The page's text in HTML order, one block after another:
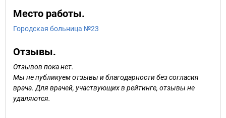
Место работы.
Городская больница №23
Отзывы.
Отзывов пока нет.
Мы не публикуем отзывы и благодарности без согласия
врача. Для врачей, участвующих в рейтинге, отзывы не
удаляются.